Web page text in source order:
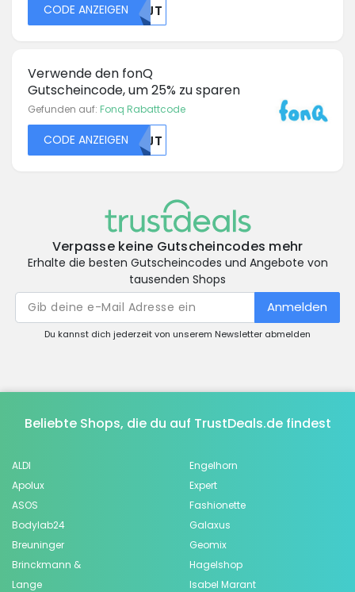
CODE ANZEIGEN NTJT
Verwende den fonQ
Gutscheincode, um 25% zu sparen
Gefunden auf: Fonq Rabattcode
CODE ANZEIGEN NTJT
Verpasse keine Gutscheincodes mehr
Erhalte die besten Gutscheincodes und Angebote von
tausenden Shops
Anmelden
Du kannst dich jederzeit von unserem Newsletter abmelden
Beliebte Shops, die du auf TrustDeals.de findest
ALDI
Apolux
ASOS
Bodylab24
Breuninger
Brinckmann &
Lange
Engelhorn
Expert
Fashionette
Galaxus
Geomix
Hagelshop
Isabel Marant